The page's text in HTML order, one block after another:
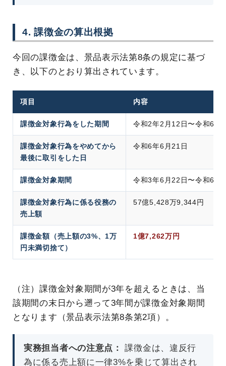
4. 課徴金の算出根拠
今回の課徴金は、景品表示法第8条の規定に基づ
き、以下のとおり算出されています。
項目 内容
課徴金対象行為をした期間 令和2年2月12日〜令和6年
課徴金対象行為をやめてから
最後に取引をした日
令和6年6月21日
課徴金対象期間 令和3年6月22日〜令和6年
課徴金対象行為に係る役務の
売上額
57億5,428万9,344円
課徴金額（売上額の3%、1万
円未満切捨て）
1億7,262万円
（注）課徴金対象期間が3年を超えるときは、当
該期間の末日から遡って3年間が課徴金対象期間
となります（景品表示法第8条第2項）。
実務担当者への注意点：
課徴金は、違反行
為に係る売上額に一律3%を乗じて算出され